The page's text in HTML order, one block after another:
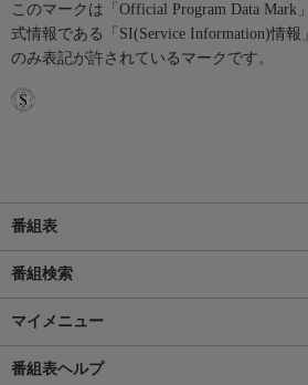
このマークは「Official Program Data Mark
式情報である「SI(Service Information)情
のみ表記が許されているマークです。
番組表
番組検索
マイメニュー
番組表ヘルプ